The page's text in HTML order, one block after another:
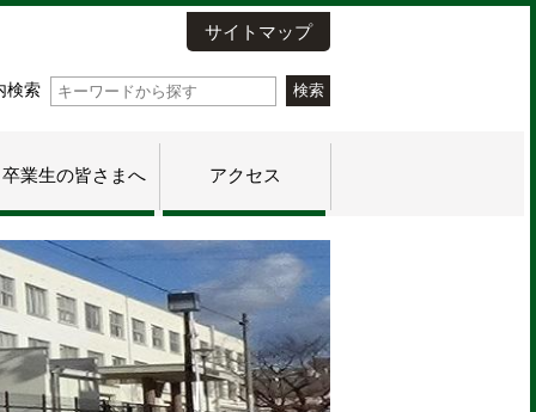
サイトマップ
検索
卒業生の皆さまへ アクセス